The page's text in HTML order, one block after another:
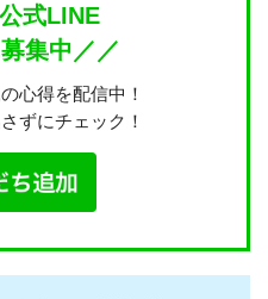
式LINE
集中／／
心得を配信中！
ずにチェック！